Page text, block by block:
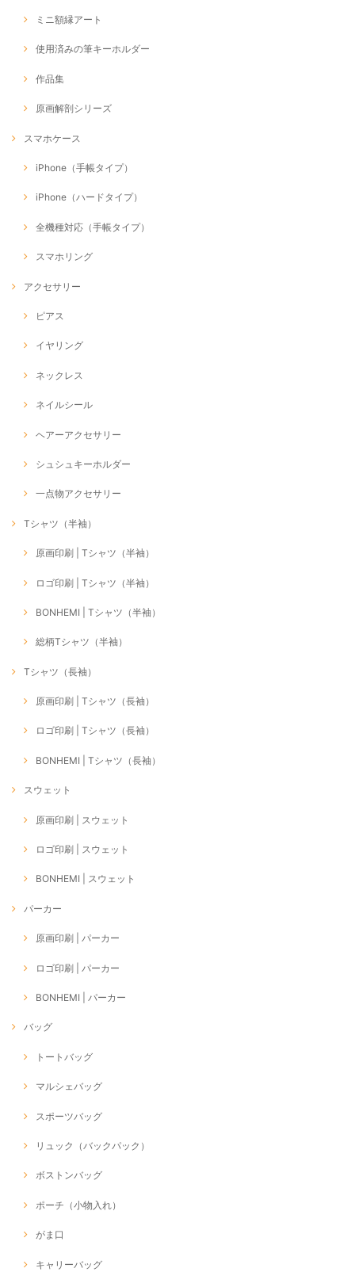
ミニ額縁アート
使用済みの筆キーホルダー
作品集
原画解剖シリーズ
スマホケース
iPhone（手帳タイプ）
iPhone（ハードタイプ）
全機種対応（手帳タイプ）
スマホリング
アクセサリー
ピアス
イヤリング
ネックレス
ネイルシール
ヘアーアクセサリー
シュシュキーホルダー
一点物アクセサリー
Tシャツ（半袖）
原画印刷 | Tシャツ（半袖）
ロゴ印刷 | Tシャツ（半袖）
BONHEMI | Tシャツ（半袖）
総柄Tシャツ（半袖）
Tシャツ（長袖）
原画印刷 | Tシャツ（長袖）
ロゴ印刷 | Tシャツ（長袖）
BONHEMI | Tシャツ（長袖）
スウェット
原画印刷 | スウェット
ロゴ印刷 | スウェット
BONHEMI | スウェット
パーカー
原画印刷 | パーカー
ロゴ印刷 | パーカー
BONHEMI | パーカー
バッグ
トートバッグ
マルシェバッグ
スポーツバッグ
リュック（バックパック）
ボストンバッグ
ポーチ（小物入れ）
がま口
キャリーバッグ